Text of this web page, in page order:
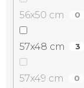
56x50 cm 0
57x48 cm 3
57x49 cm 0